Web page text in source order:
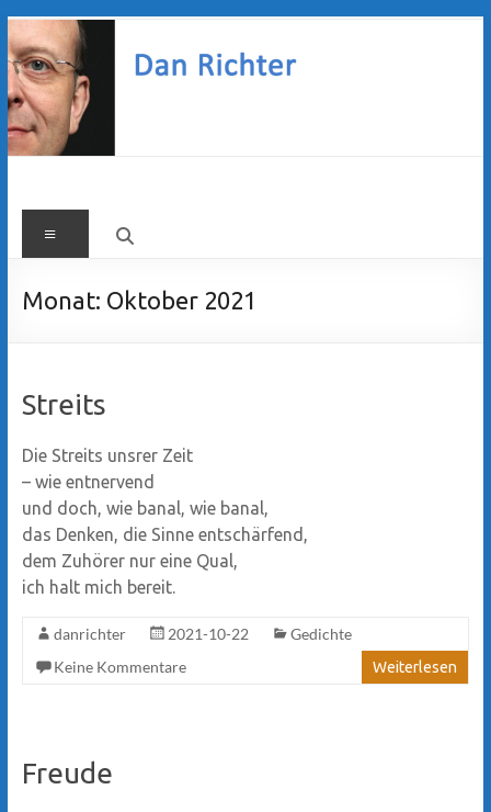
Zum
Inhalt
springen
Dan
Richter
Menü
Monat: Oktober 2021
Streits
Die Streits unsrer Zeit
– wie entnervend
und doch, wie banal, wie banal,
das Denken, die Sinne entschärfend,
dem Zuhörer nur eine Qual,
ich halt mich bereit.
danrichter 2021-10-22
Gedichte
Keine Kommentare
Weiterlesen
Freude